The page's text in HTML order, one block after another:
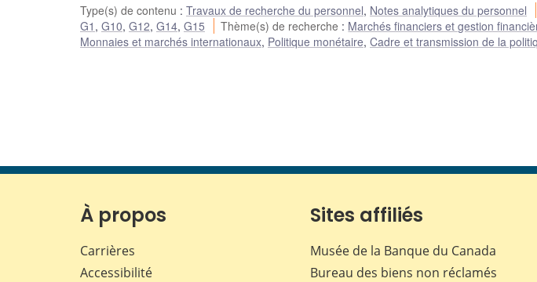
Type(s) de contenu : Travaux de recherche du personnel, Notes analytiques du personnel
G1 , G10, G12, G14, G15 Thème(s) de recherche : Marchés financiers et gestion
Monnaies et marchés internationaux, Politique monétaire, Cadre et transmission de la
À propos
Carrières
Accessibilité
Sites affiliés
Musée de la Banque du Canada
Bureau des biens non réclamés